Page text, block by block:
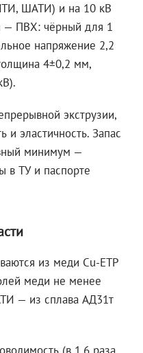
ШАТИ) и на 10 кВ
ПВХ: чёрный для 1
напряжение 2,2
4±0,2 мм,
экструзии,
и эластичность. Запас
минимум —
в ТУ и паспорте
из меди Cu-ETP
меди не менее
— из сплава АД31т